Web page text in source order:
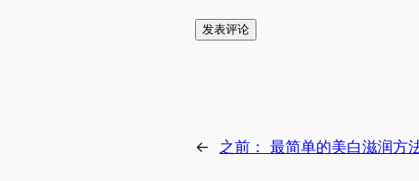
← 之前： 最简单的美白滋润方